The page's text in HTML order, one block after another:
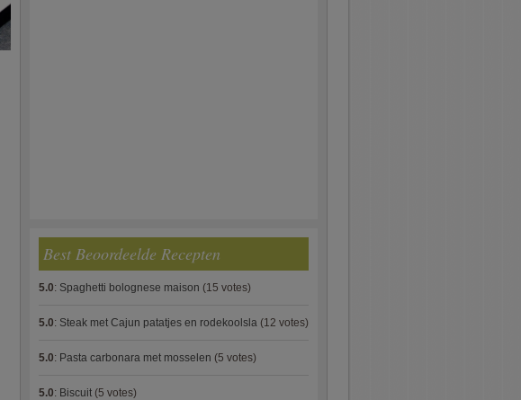
Best Beoordeelde Recepten
5.0: Spaghetti bolognese maison (15 votes)
5.0: Steak met Cajun patatjes en rodekoolsla (12 votes)
5.0: Pasta carbonara met mosselen (5 votes)
5.0: Biscuit (5 votes)